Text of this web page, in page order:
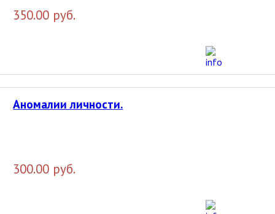
350.00 руб.
Аномалии личности.
300.00 руб.